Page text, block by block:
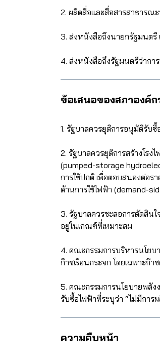
2. ผลิตสื่อและสื่อสารสาธารณ
3. ส่งหนังสือถึงนายกรัฐมนตรี
4. ส่งหนังสือถึงรัฐมนตรีว่ากา
ข้อเสนอของสภาองค์
1. รัฐบาลควรยุติการอนุมัติรับ
2. รัฐบาลควรยุติการสร้างโร
(pumped-storage
การใช้ปกติ เพื่อตอบสนองต่อร
ด้านการใช้ไฟฟ้า (demand-
3. รัฐบาลควรชะลอการตัดสินใ
อยู่ในเกณฑ์ที่เหมาะสม
4. คณะกรรมการบริหารนโย
ก๊าซเรือนกระจก โดยเฉพาะก๊
5. คณะกรรมการนโยบายพลัง
รับซื้อไฟฟ้าที่ระบุว่า “ไม่มีการ
ความคืบหน้า